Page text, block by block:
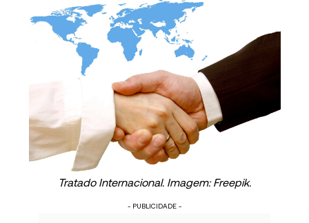
Tratado Internacional. Imagem: Freepik.
- PUBLICIDADE -